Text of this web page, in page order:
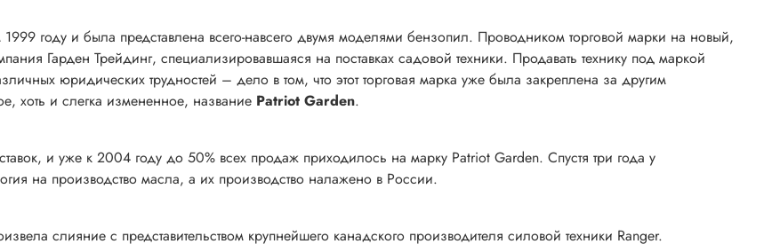
году и была представлена всего-навсего двумя моделями бензопил. Проводником торговой марки на новый,
Гарден Трейдинг, специализировавшаяся на поставках садовой техники. Продавать технику под маркой
юридических трудностей – дело в том, что этот торговая марка уже была закреплена за другим
хоть и слегка измененное, название Patriot Garden.
и уже к 2004 году до 50% всех продаж приходилось на марку Patriot Garden. Спустя три года у
на производство масла, а их производство налажено в России.
слияние c представительством крупнейшего канадского производителя силовой техники Ranger.